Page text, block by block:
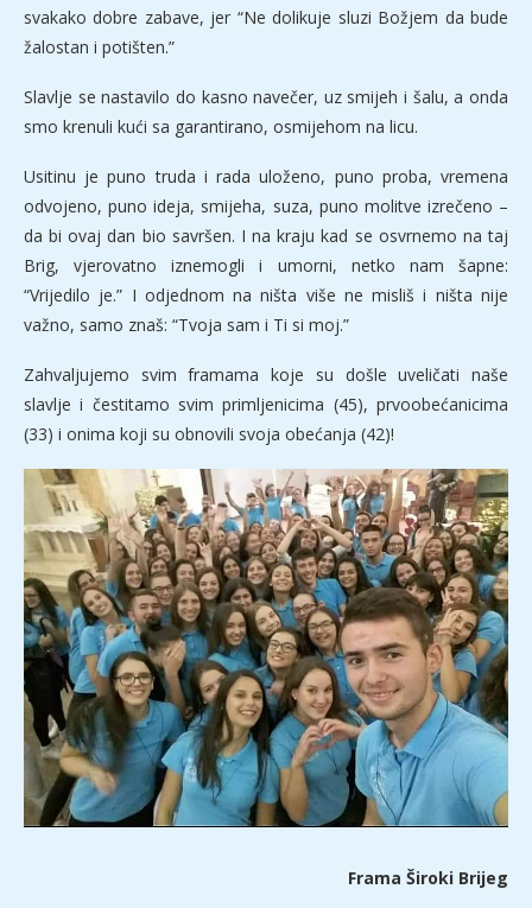
svakako dobre zabave, jer “Ne dolikuje sluzi Božjem da bude
žalostan i potišten.”
Slavlje se nastavilo do kasno navečer, uz smijeh i šalu, a onda
smo krenuli kući sa garantirano, osmijehom na licu.
Usitinu je puno truda i rada uloženo, puno proba, vremena
odvojeno, puno ideja, smijeha, suza, puno molitve izrečeno –
da bi ovaj dan bio savršen. I na kraju kad se osvrnemo na taj
Brig, vjerovatno iznemogli i umorni, netko nam šapne:
“Vrijedilo je.” I odjednom na ništa više ne misliš i ništa nije
važno, samo znaš: “Tvoja sam i Ti si moj.”
Zahvaljujemo svim framama koje su došle uveličati naše
slavlje i čestitamo svim primljenicima (45), prvoobećanicima
(33) i onima koji su obnovili svoja obećanja (42)!
Frama Široki Brijeg